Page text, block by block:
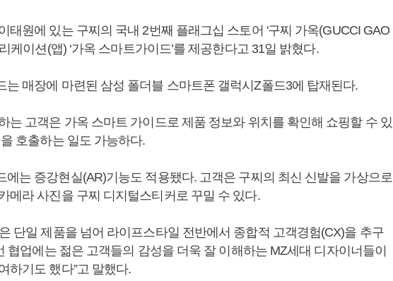
태원에 있는 구찌의 국내 2번째 플래그십 스토어 '구찌 가옥(GUCCI GAO
케이션(앱) ‘가옥 스마트가이드’를 제공한다고 31일 밝혔다.
는 매장에 마련된 삼성 폴더블 스마트폰 갤럭시Z폴드3에 탑재된다.
는 고객은 가옥 스마트 가이드로 제품 정보와 위치를 확인해 쇼핑할 수 있
호출하는 일도 가능하다.
에는 증강현실(AR)기능도 적용됐다. 고객은 구찌의 최신 신발을 가상으로
메라 사진을 구찌 디지털스티커로 꾸밀 수 있다.
단일 제품을 넘어 라이프스타일 전반에서 종합적 고객경험(CX)을 추구
협업에는 젊은 고객들의 감성을 더욱 잘 이해하는 MZ세대 디자이너들이
하기도 했다”고 말했다.